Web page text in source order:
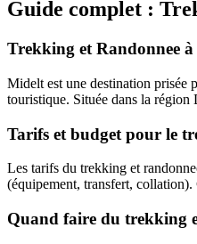
Guide complet :
Trekking et Randonnee
Midelt est une destination prisée
touristique. Située dans la
Tarifs et budget pour le
Les tarifs du trekking et
(équipement, transfert, collation).
Quand faire du trekking